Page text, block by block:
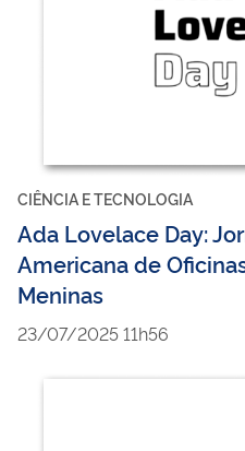
CIÊNCIA E TECNOLOGIA
Ada Lovelace Day:
Americana de
Meninas
23/07/2025 11h56